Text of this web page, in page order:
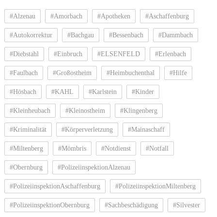
#Alzenau #Amorbach #Apotheken #Aschaffenburg
#Autokorrektur #Bachgau #Bessenbach #Dammbach
#Diebstahl #Einbruch #ELSENFELD #Erlenbach
#Faulbach #Großostheim #Heimbuchenthal #Hilfe
#Hösbach #KAHL #Karlstein #Kinder
#Kleinheubach #Kleinostheim #Klingenberg
#Kriminalität #Körperverletzung #Mainaschaff
#Miltenberg #Mömbris #Notdienst #Notfall
#Obernburg #PolizeiinspektionAlzenau
#PolizeiinspektionAschaffenburg #PolizeiinspektionMiltenberg
#PolizeiinspektionObernburg #Sachbeschädigung #Silvester